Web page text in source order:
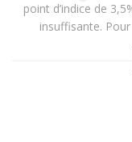
point d’indice de
insuffisante.